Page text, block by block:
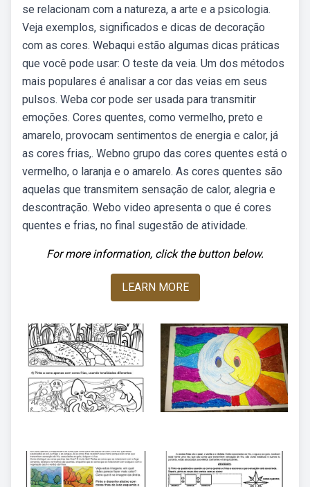
se relacionam com a natureza, a arte e a psicologia.
Veja exemplos, significados e dicas de decoração
com as cores. Webaqui estão algumas dicas práticas
que você pode usar: O teste da veia. Um dos métodos
mais populares é analisar a cor das veias em seus
pulsos. Weba cor pode ser usada para transmitir
emoções. Cores quentes, como vermelho, preto e
amarelo, provocam sentimentos de energia e calor, já
as cores frias,. Webno grupo das cores quentes está o
vermelho, o laranja e o amarelo. As cores quentes são
aquelas que transmitem sensação de calor, alegria e
descontração. Webo video apresenta o que é cores
quentes e frias, no final sugestão de atividade.
For more information, click the button below.
LEARN MORE